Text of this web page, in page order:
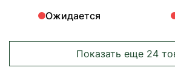
Ожидается
Показать еще 24